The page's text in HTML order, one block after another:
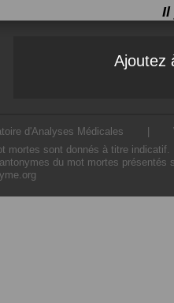
Il
Ajoutez
d'Analyses Médicales
sont donnés à titre
du mot mortes présentés